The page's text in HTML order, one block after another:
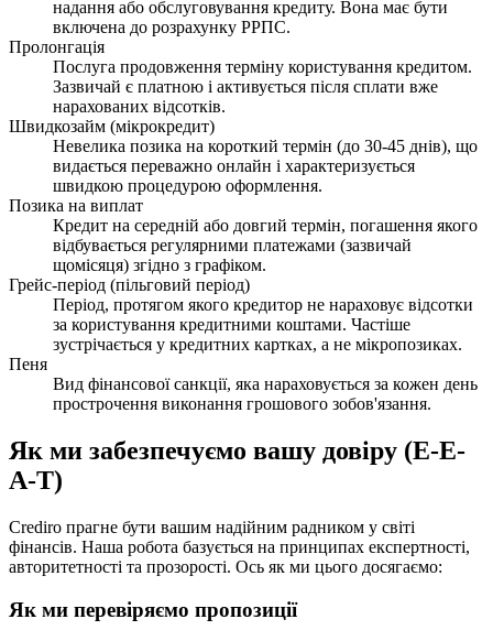
надання або обслуговування кредиту. Вона має бути
включена до розрахунку РРПС.
Пролонгація
Послуга продовження терміну користування кредитом.
Зазвичай є платною і активується після сплати вже
нарахованих відсотків.
Швидкозайм (мікрокредит)
Невелика позика на короткий термін (до 30-45 днів), що
видається переважно онлайн і характеризується
швидкою процедурою оформлення.
Позика на виплат
Кредит на середній або довгий термін, погашення якого
відбувається регулярними платежами (зазвичай
щомісяця) згідно з графіком.
Грейс-період (пільговий період)
Період, протягом якого кредитор не нараховує відсотки
за користування кредитними коштами. Частіше
зустрічається у кредитних картках, а не мікропозиках.
Пеня
Вид фінансової санкції, яка нараховується за кожен день
прострочення виконання грошового зобов'язання.
Як ми забезпечуємо вашу довіру (E-E-
A-T)
Crediro прагне бути вашим надійним радником у світі
фінансів. Наша робота базується на принципах експертності,
авторитетності та прозорості. Ось як ми цього досягаємо:
Як ми перевіряємо пропозиції